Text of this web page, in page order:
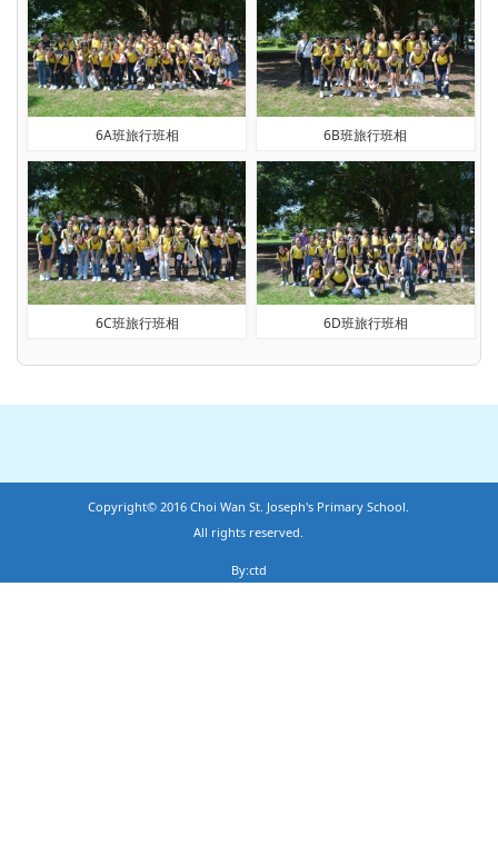
6A班旅行班相 6B班旅行班相
6C班旅行班相 6D班旅行班相
Copyright© 2016 Choi Wan St. Joseph's Primary School.
All rights reserved.
By:ctd